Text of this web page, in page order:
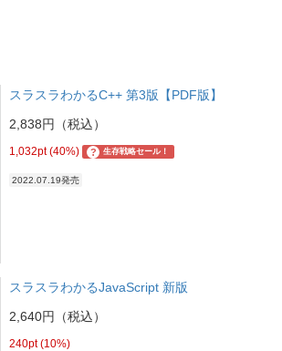
スラスラわかるC++ 第3版【PDF版】
2,838円（税込）
1,032pt (40%) ? 生存戦略セール！
2022.07.19発売
スラスラわかるJavaScript 新版
2,640円（税込）
240pt (10%)